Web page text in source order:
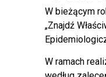
W bieżącym
„Znajdź
W ramach